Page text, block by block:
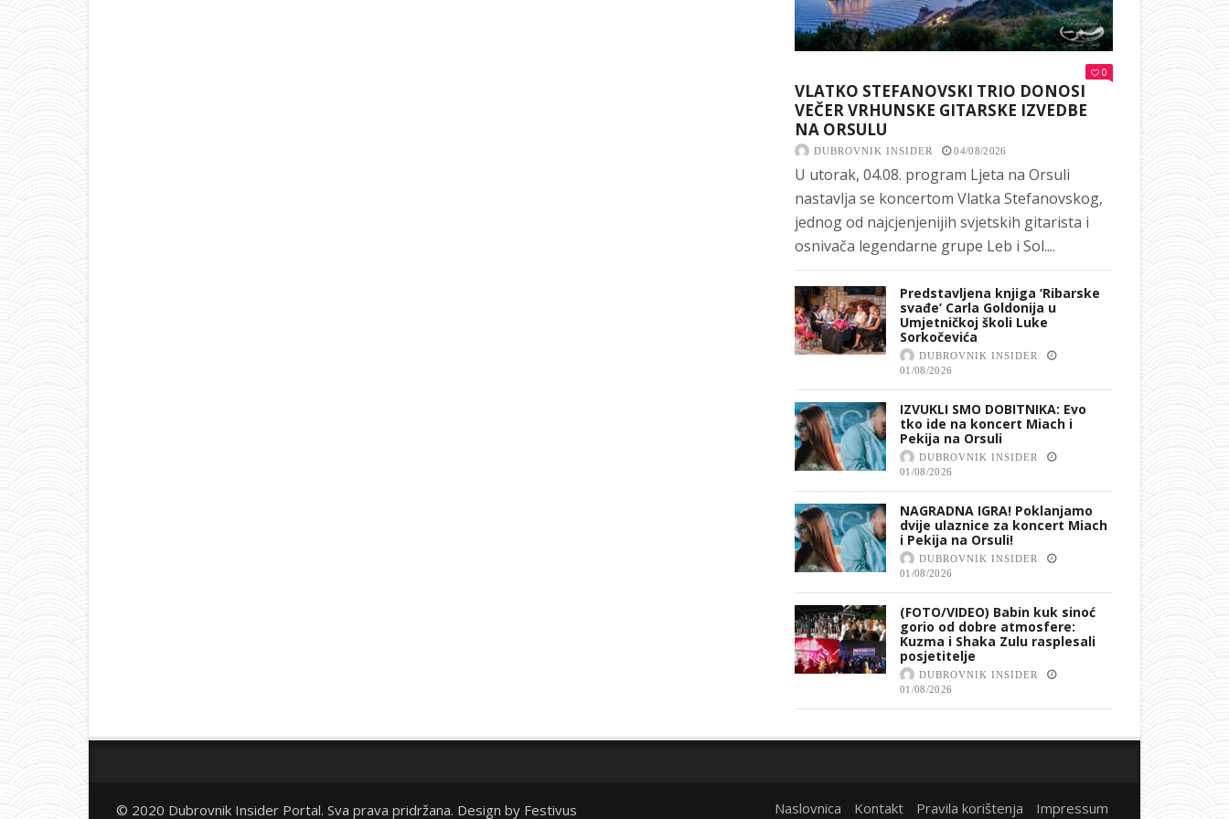
0
VLATKO STEFANOVSKI TRIO DONOSI
VEČER VRHUNSKE GITARSKE IZVEDBE
NA ORSULU
DUBROVNIK INSIDER 04/08/2026
U utorak, 04.08. program Ljeta na Orsuli
nastavlja se koncertom Vlatka Stefanovskog,
jednog od najcjenjenijih svjetskih gitarista i
osnivača legendarne grupe Leb i Sol....
Predstavljena knjiga ‘Ribarske
svađe’ Carla Goldonija u
Umjetničkoj školi Luke
Sorkočevića
DUBROVNIK INSIDER
01/08/2026
IZVUKLI SMO DOBITNIKA: Evo
tko ide na koncert Miach i
Pekija na Orsuli
DUBROVNIK INSIDER
01/08/2026
NAGRADNA IGRA! Poklanjamo
dvije ulaznice za koncert Miach
i Pekija na Orsuli!
DUBROVNIK INSIDER
01/08/2026
(FOTO/VIDEO) Babin kuk sinoć
gorio od dobre atmosfere:
Kuzma i Shaka Zulu rasplesali
posjetitelje
DUBROVNIK INSIDER
01/08/2026
© 2020 Dubrovnik Insider Portal. Sva prava pridržana. Design by Festivus Naslovnica Kontakt Pravila korištenja Impressum